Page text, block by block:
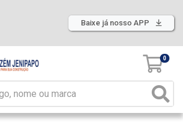
Baixe já nosso APP
0